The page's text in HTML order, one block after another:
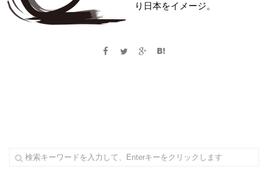
り日本をイメージ。